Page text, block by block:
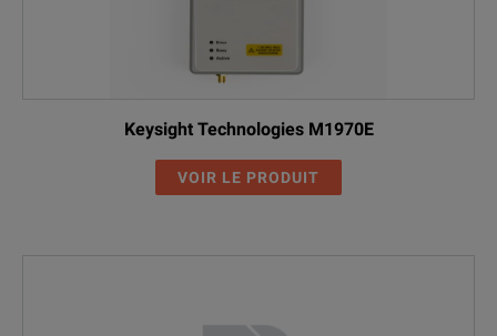
Keysight Technologies M1970E
VOIR LE PRODUIT